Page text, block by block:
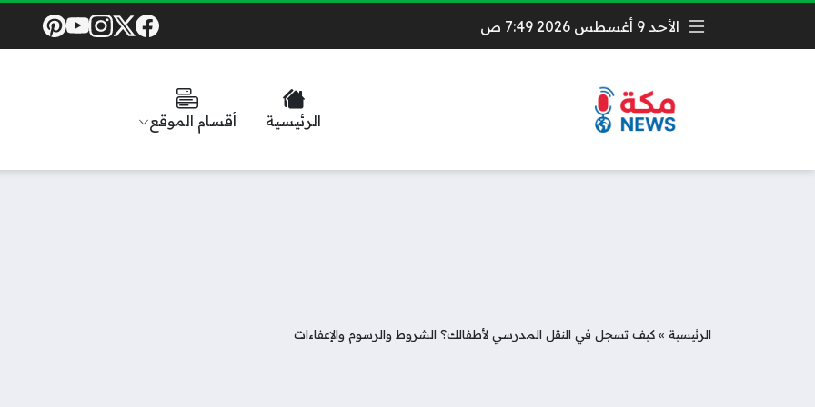
الأحد 9 أغسطس 2026 7:49 ص
Social Links
الرئيسية أقسام الموقع
الرئيسية »كيف تسجل في النقل المدرسي لأطفالك؟ الشروط والرسوم والإعفاءات